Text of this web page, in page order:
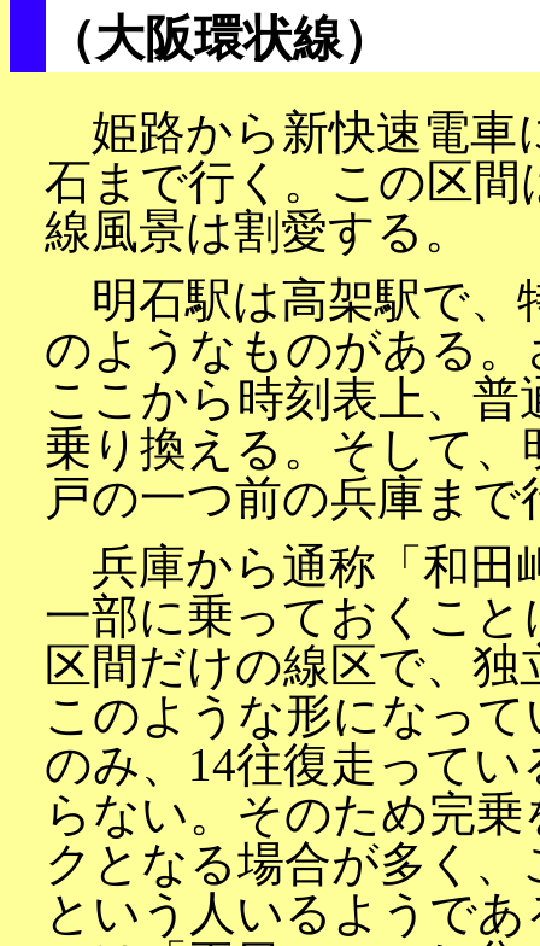
（大阪環状線）
姫路から新快速電車
石まで行く。この区
線風景は割愛する。
明石駅は高架駅で、
のようなものがある
ここから時刻表上、
乗り換える。そして
戸の一つ前の兵庫まで
兵庫から通称「和田
一部に乗っておくこ
区間だけの線区で、
このような形になっ
のみ、14往復走って
らない。そのため完
クとなる場合が多く
という人いるようで